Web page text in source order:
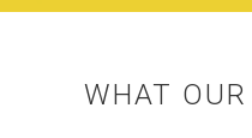
WHAT